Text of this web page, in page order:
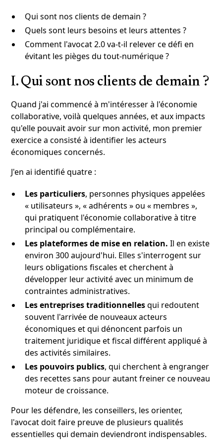
Qui sont nos clients de demain ?
Quels sont leurs besoins et leurs attentes ?
Comment l'avocat 2.0 va-t-il relever ce défi en
évitant les pièges du tout-numérique ?
I. Qui sont nos clients de demain ?
Quand j'ai commencé à m'intéresser à l'économie
collaborative, voilà quelques années, et aux impacts
qu'elle pouvait avoir sur mon activité, mon premier
exercice a consisté à identifier les acteurs
économiques concernés.
J'en ai identifié quatre :
Les particuliers, personnes physiques appelées
« utilisateurs », « adhérents » ou « membres »,
qui pratiquent l'économie collaborative à titre
principal ou complémentaire.
Les plateformes de mise en relation. Il en existe
environ 300 aujourd'hui. Elles s'interrogent sur
leurs obligations fiscales et cherchent à
développer leur activité avec un minimum de
contraintes administratives.
Les entreprises traditionnellesqui redoutent
souvent l'arrivée de nouveaux acteurs
économiques et qui dénoncent parfois un
traitement juridique et fiscal différent appliqué à
des activités similaires.
Les pouvoirs publics, qui cherchent à engranger
des recettes sans pour autant freiner ce nouveau
moteur de croissance.
Pour les défendre, les conseillers, les orienter,
l'avocat doit faire preuve de plusieurs qualités
essentielles qui demain deviendront indispensables.